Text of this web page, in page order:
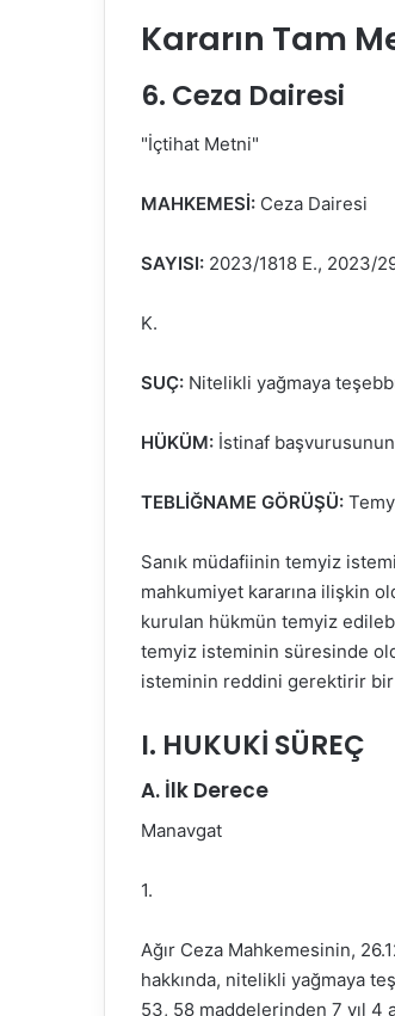
Kararın Tam
6. Ceza Dairesi
"İçtihat Metni"
MAHKEMESİ: Ceza Dairesi
SAYISI: 2023/1818 E., 2023/
K.
SUÇ: Nitelikli yağmaya
HÜKÜM: İstinaf
TEBLİĞNAME GÖRÜŞÜ:
Sanık müdafiinin temyiz
mahkumiyet kararına ilişkin
kurulan hükmün temyiz
temyiz isteminin süresinde
isteminin reddini gerektirir bir
I. HUKUKİ SÜREÇ
A. İlk Derece
Manavgat
1.
Ağır Ceza Mahkemesinin,
hakkında, nitelikli yağmaya
53, 58 maddelerinden 7 yıl 4